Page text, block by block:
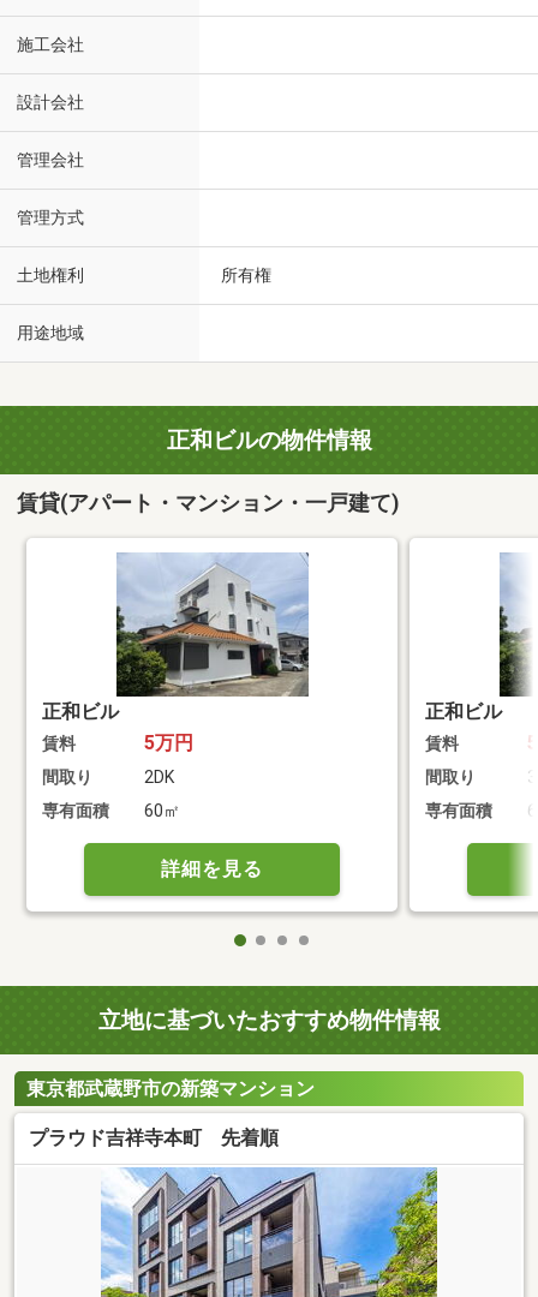
施工会社
設計会社
管理会社
管理方式
土地権利 所有権
用途地域
正和ビルの物件情報
賃貸(アパート・マンション・一戸建て)
正和ビル
賃料 5万円
間取り
2DK
専有面積
60㎡
詳細を見る
正和ビル
賃料
間取り
専有面積
立地に基づいたおすすめ物件情報
東京都武蔵野市の新築マンション
プラウド吉祥寺本町 先着順